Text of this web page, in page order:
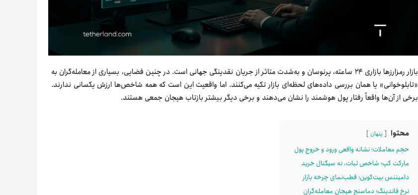
بازار رمزارزها بازاری ۲۴ ساعته، پرنوسان و به‌شدت متاثر از جریان نقدینگی جهانی است. در چنین فضایی، بسیاری از معامله‌گران به
«تابلوخوانی» یا همان بررسی داده‌های لحظه‌ای بازار تکیه می‌کنند. اما واقعیت این است که همه شاخص‌ها ارزش یکسانی ندارند.
برخی از آن‌ها واقعاً رفتار پول هوشمند را نشان می‌دهند و برخی دیگر بیشتر بازتاب هیجان جمعی هستند.
محتوا پنهان
حجم معاملات؛ نشانه واقعی ورود و خروج پول
مارکت کپ؛ شاخص ثبات، نه سیگنال خرید
دامیننس بیت‌کوین؛ قطب‌نمای چرخه بازار
نرخ فاندینگ؛ دماسنج هیجان معامله‌گران